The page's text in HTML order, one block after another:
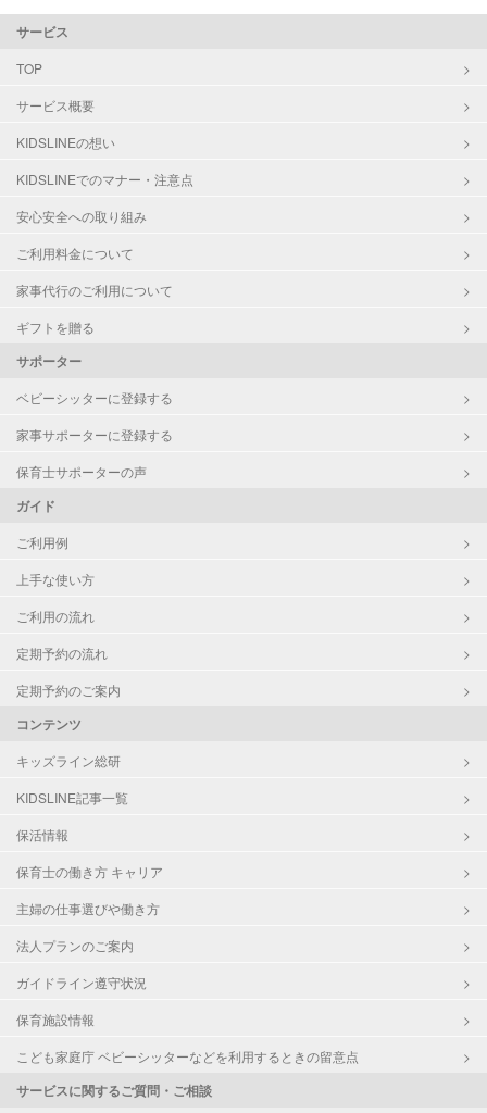
資格
企業型割引対象(旧内閣府補助対象)
障がい児対応
レッスン
定期予約
お子様の撮影
（定期特典）
サービス
TOP
サービス概要
KIDSLINEの想い
KIDSLINEでのマナー・注意点
安心安全への取り組み
ご利用料金について
家事代行のご利用について
ギフトを贈る
サポーター
ベビーシッターに登録する
家事サポーターに登録する
保育士サポーターの声
ガイド
ご利用例
上手な使い方
ご利用の流れ
定期予約の流れ
定期予約のご案内
コンテンツ
キッズライン総研
KIDSLINE記事一覧
保活情報
保育士の働き方 キャリア
主婦の仕事選びや働き方
法人プランのご案内
ガイドライン遵守状況
保育施設情報
こども家庭庁 ベビーシッターなどを利用するときの留意点
サービスに関するご質問・ご相談